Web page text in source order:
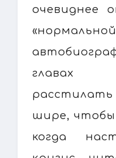
очевиднее
главах
шире,
когда